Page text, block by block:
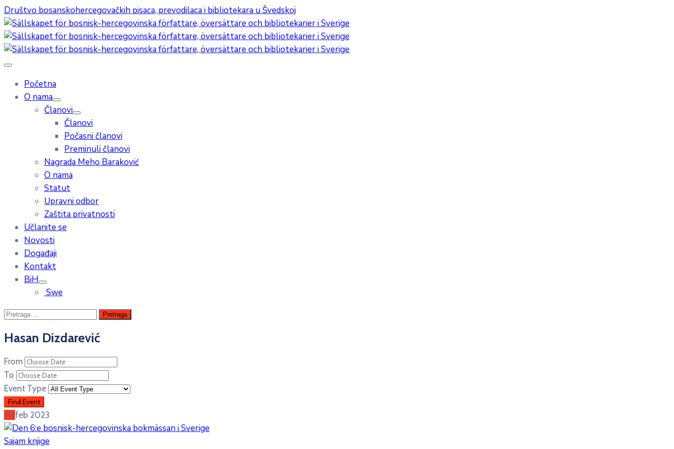
Društvo bosanskohercegovačkih pisaca, prevodilaca i bibliotekara u Švedskoj
Početna
O nama
Članovi
Članovi
Počasni članovi
Preminuli članovi
Nagrada Meho Baraković
O nama
Statut
Upravni odbor
Zaštita privatnosti
Učlanite se
Novosti
Događaji
Kontakt
BiH
Swe
Hasan Dizdarević
From
To
Event Type
25 feb 2023
Sajam knjige